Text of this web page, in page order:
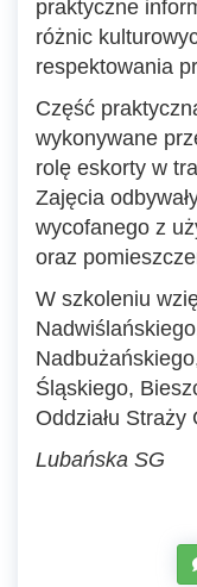
praktyczne
różnic
respektowania
Część
wykonywane
rolę eskorty w
Zajęcia
wycofanego z
oraz
W szkoleniu
Śląskiego,
Oddziału Straży
Lubańska SG